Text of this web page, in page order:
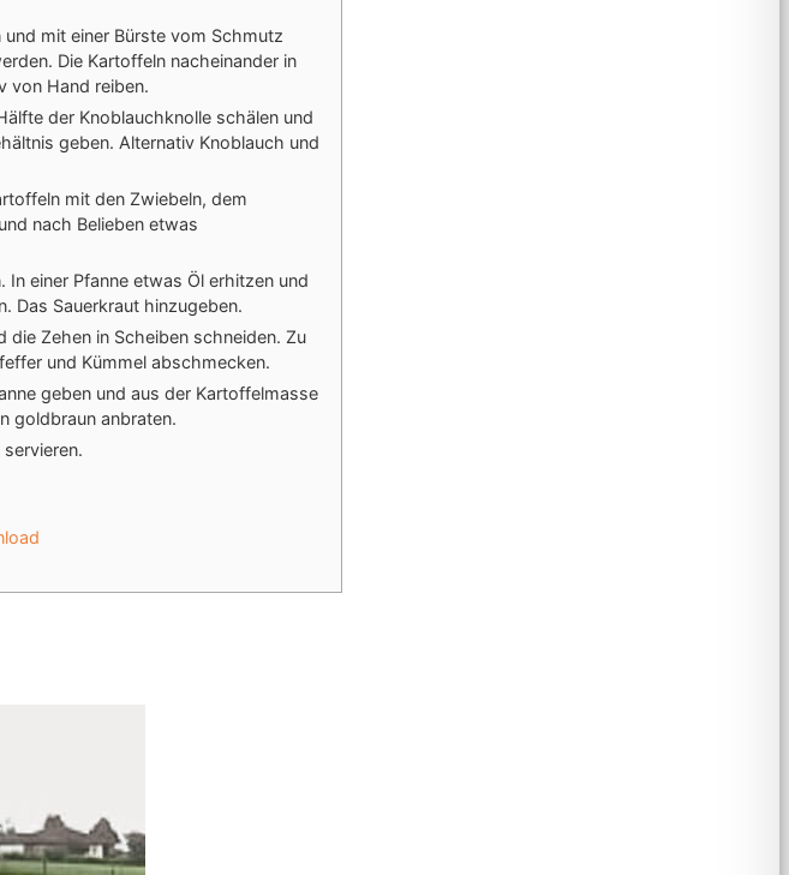
mit einer Bürste vom Schmutz
Die Kartoffeln nacheinander in
von Hand reiben.
der Knoblauchknolle schälen und
geben. Alternativ Knoblauch und
mit den Zwiebeln, dem
nach Belieben etwas
einer Pfanne etwas Öl erhitzen und
Das Sauerkraut hinzugeben.
die Zehen in Scheiben schneiden. Zu
und Kümmel abschmecken.
geben und aus der Kartoffelmasse
goldbraun anbraten.